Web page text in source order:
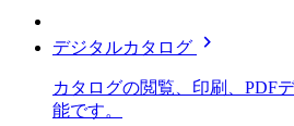
デジタルカタログ chevron_right
カタログの閲覧、印刷、PDF
能です。